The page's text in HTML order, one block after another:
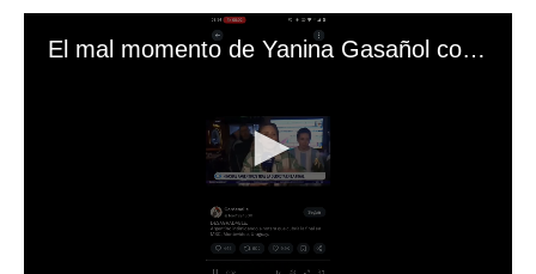
El mal momento de Yanina Gasañol con un hincha argentino en "Subrayado"